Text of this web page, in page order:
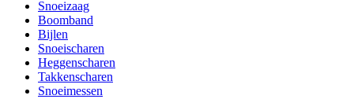
Snoeizaag
Boomband
Bijlen
Snoeischaren
Heggenscharen
Takkenscharen
Snoeimessen